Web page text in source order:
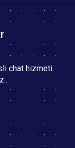
chat hizmeti